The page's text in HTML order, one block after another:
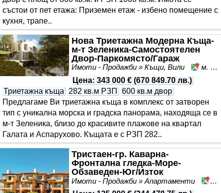
състои от пет етажа: Приземен етаж - избено помещение с
кухня, трапе..
Нова Триетажна Модерна Къща-
м-т Зеленика-Самостоятелен
Двор-Паркомясто/Гараж
Имоти - Продажби » Къщи, Вили
м. Зеленика, Варна, област Варна
Цена: 343 000 € (670 849.70 лв.)
Триетажна къща
282 кв.м РЗП
600 кв.м двор
Предлагаме Ви триетажна къща в комплекс от затворен
тип с уникална морска и градска панорама, находяща се в
м-т Зеленика, близо до красивите плажове на квартал
Галата и Аспарухово. Къщата е с РЗП 282..
Тристаен-гр. Каварна-
Фронтална гледка-Море-
Обзаведен-Юг/Изток
Имоти - Продажби » Апартаменти